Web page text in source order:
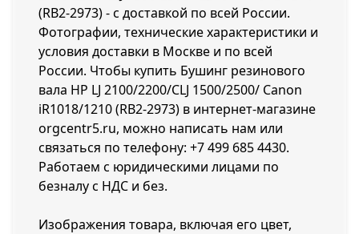
(RB2-2973) - с доставкой по всей России.
Фотографии, технические характеристики и
условия доставки в Москве и по всей
России. Чтобы купить Бушинг резинового
вала HP LJ 2100/2200/CLJ 1500/2500/ Canon
iR1018/1210 (RB2-2973) в интернет-магазине
orgcentr5.ru, можно написать нам или
связаться по телефону: +7 499 685 4430.
Работаем с юридическими лицами по
безналу с НДС и без.
Изображения товара, включая его цвет,